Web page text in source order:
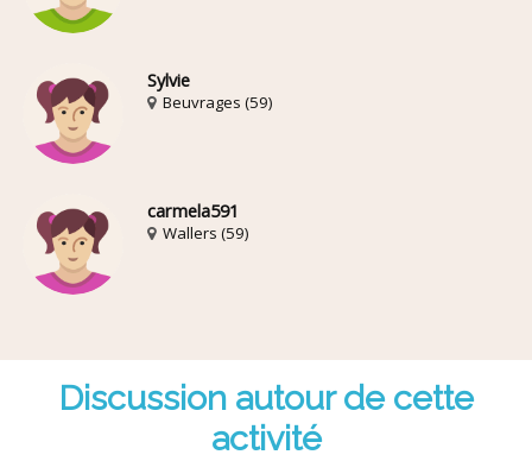
Sylvie
Beuvrages (59)
carmela591
Wallers (59)
Discussion autour de cette
activité